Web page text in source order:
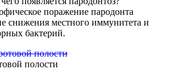
поражение пародонта
снижения местного иммунитета и
бактерий.
полости